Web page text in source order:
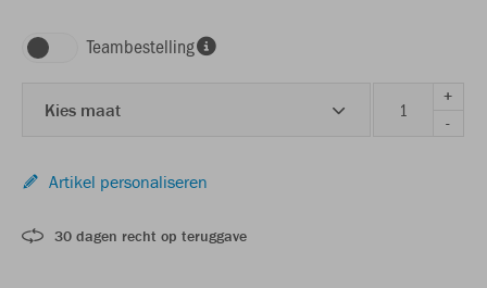
Teambestelling
Kies maat
+
-
Artikel personaliseren
30 dagen recht op teruggave